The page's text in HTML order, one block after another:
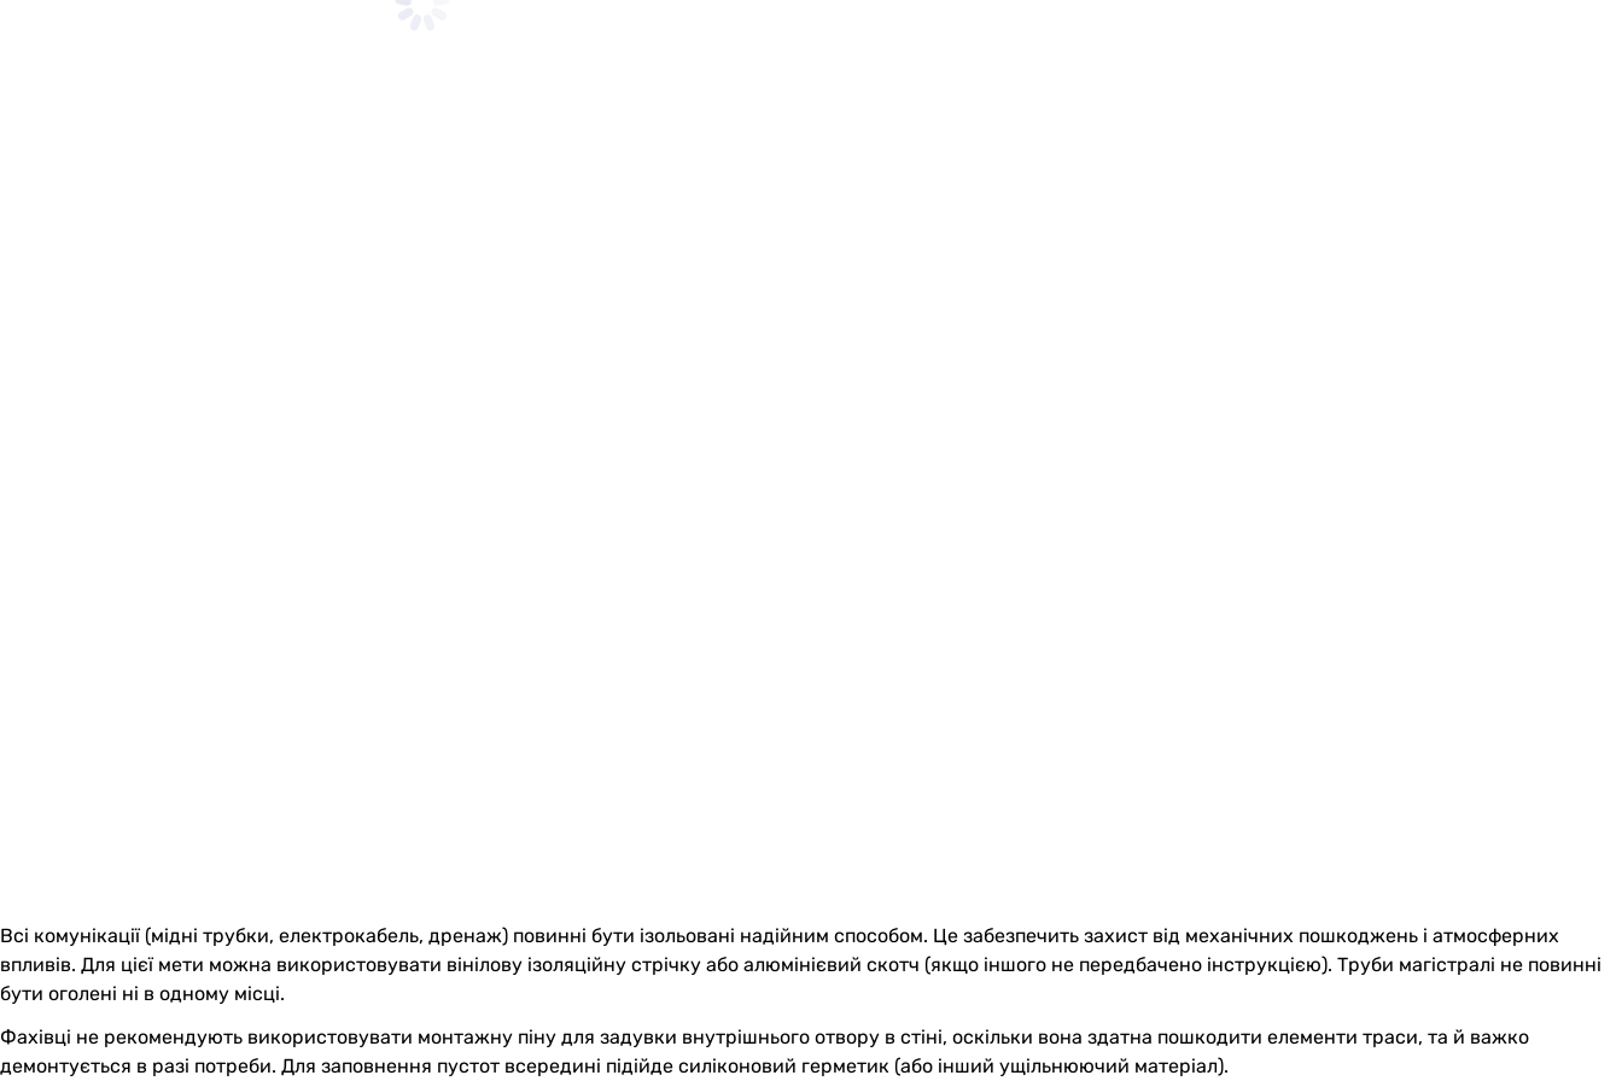
Всі комунікації (мідні трубки, електрокабель, дренаж) повинні бути ізольовані надійним способом. Це забезпечить захист від механічних пошкоджень і атмосферних
впливів. Для цієї мети можна використовувати вінілову ізоляційну стрічку або алюмінієвий скотч (якщо іншого не передбачено інструкцією). Труби магістралі не повинні
бути оголені ні в одному місці.
Фахівці не рекомендують використовувати монтажну піну для задувки внутрішнього отвору в стіні, оскільки вона здатна пошкодити елементи траси, та й важко
демонтується в разі потреби. Для заповнення пустот всередині підійде силіконовий герметик (або інший ущільнюючий матеріал).